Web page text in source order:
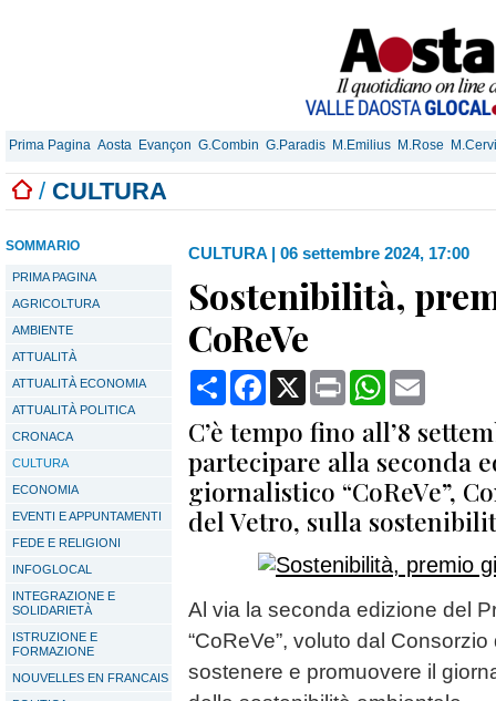
Prima Pagina Aosta Evançon G.Combin G.Paradis M.Emilius M.Rose
/ CULTURA
SOMMARIO
PRIMA PAGINA
AGRICOLTURA
AMBIENTE
ATTUALITÀ
ATTUALITÀ ECONOMIA
ATTUALITÀ POLITICA
CRONACA
CULTURA
ECONOMIA
EVENTI E APPUNTAMENTI
FEDE E RELIGIONI
INFOGLOCAL
INTEGRAZIONE E
SOLIDARIETÀ
ISTRUZIONE E
FORMAZIONE
NOUVELLES EN FRANCAIS
CULTURA | 06 settembre 2024, 17:00
Sostenibilità,
CoReVe
CondividiFacebook
X Print WhatsApp
C’è tempo fino all’8
partecipare alla seconda
giornalistico “CoReVe”,
del Vetro, sulla
Al via la seconda edizione del
“CoReVe”, voluto dal
sostenere e promuovere il